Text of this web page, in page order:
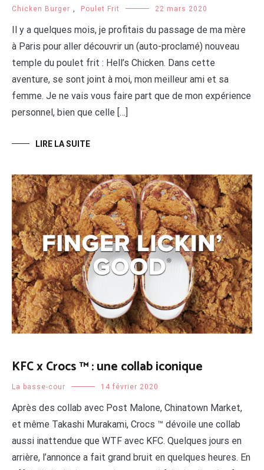
Chicken Burger , Poulet Frit 22 mars 2020
Il y a quelques mois, je profitais du passage de ma mère
à Paris pour aller découvrir un (auto-proclamé) nouveau
temple du poulet frit : Hell’s Chicken. Dans cette
aventure, se sont joint à moi, mon meilleur ami et sa
femme. Je ne vais vous faire part que de mon expérience
personnel, bien que celle […]
LIRE LA SUITE
KFC x Crocs ™ : une collab iconique
La basse-cour 14 février 2020
Après des collab avec Post Malone, Chinatown Market,
et même Takashi Murakami, Crocs ™ dévoile une collab
aussi inattendue que WTF avec KFC. Quelques jours en
arrière, l’annonce a fait grand bruit en quelques heures. En